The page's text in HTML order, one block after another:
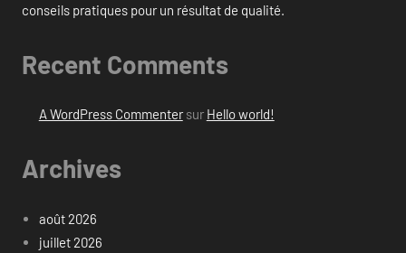
conseils pratiques pour un résultat de qualité.
Recent Comments
A WordPress Commentersur Hello world!
Archives
août 2026
juillet 2026